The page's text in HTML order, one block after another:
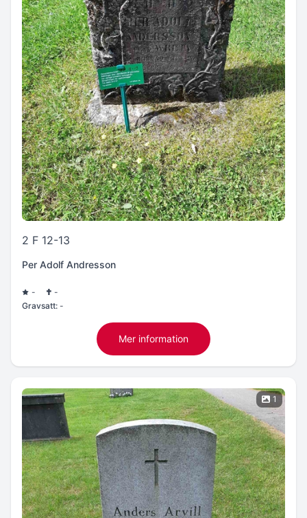
2 F 12-13
Per Adolf Andresson
-
-
Gravsatt: -
Mer information
1